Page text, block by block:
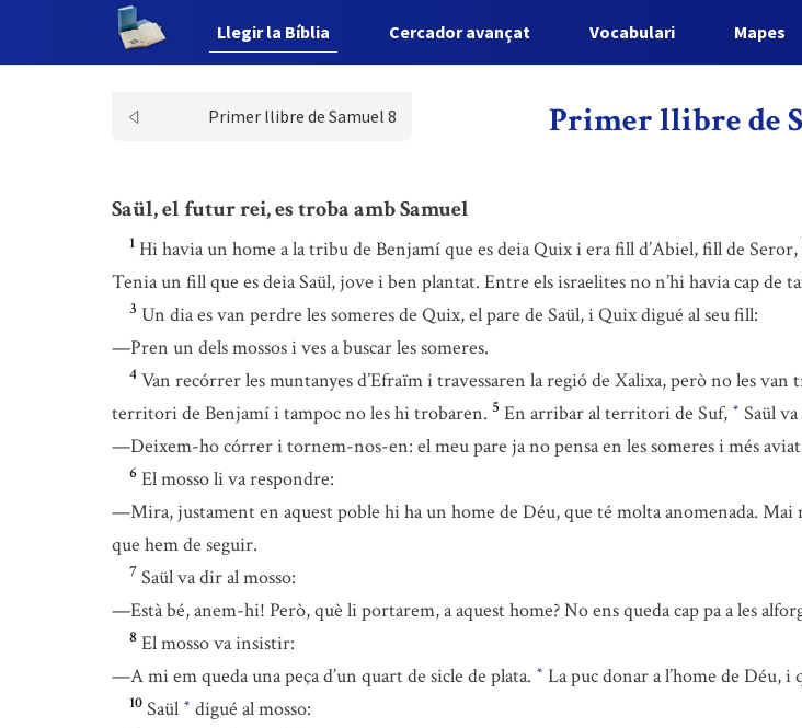
Llegir la Bíblia Cercador avançat Vocabulari Mapes
Primer llibre de Samuel 8 Primer llibre de
Saül, el futur rei, es troba amb Samuel
1 Hi havia un home a la tribu de Benjamí que es deia Quix i era fill d’Abiel, fill de
Tenia un fill que es deia Saül, jove i ben plantat. Entre els israelites no n’hi havia cap de
3 Un dia es van perdre les someres de Quix, el pare de Saül, i Quix digué al seu fill:
—Pren un dels mossos i ves a buscar les someres.
4 Van recórrer les muntanyes d’Efraïm i travessaren la regió de Xalixa, però no les
territori de Benjamí i tampoc no les hi trobaren. 5 En arribar al territori de Suf, * Saül
—Deixem-ho córrer i tornem-nos-en: el meu pare ja no pensa en les someres i més aviat
6 El mosso li va respondre:
—Mira, justament en aquest poble hi ha un home de Déu, que té molta anomenada. Mai
que hem de seguir.
7 Saül va dir al mosso:
—Està bé, anem-hi! Però, què li portarem, a aquest home? No ens queda cap pa a les
8 El mosso va insistir:
—A mi em queda una peça d’un quart de sicle de plata. * La puc donar a l’home de Déu, i
10 Saül * digué al mosso: